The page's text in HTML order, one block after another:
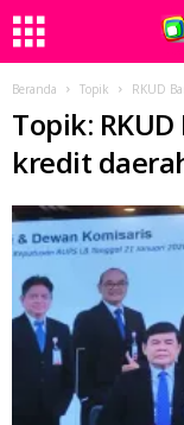
Beranda Topik RKUD
Topik:
kredit